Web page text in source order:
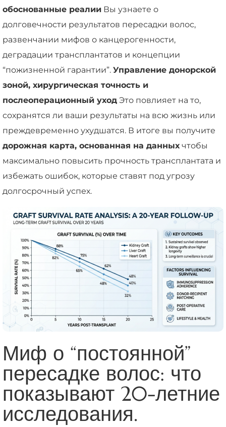
обоснованные реалии Вы узнаете о
долговечности результатов пересадки волос,
развенчании мифов о канцерогенности,
деградации трансплантатов и концепции
“пожизненной гарантии”. Управление донорской
зоной, хирургическая точность и
послеоперационный уход Это повлияет на то,
сохранятся ли ваши результаты на всю жизнь или
преждевременно ухудшатся. В итоге вы получите
дорожная карта, основанная на данныхчтобы
максимально повысить прочность трансплантата и
избежать ошибок, которые ставят под угрозу
долгосрочный успех.
Миф о “постоянной”
пересадке волос: что
показывают 20-летние
исследования.